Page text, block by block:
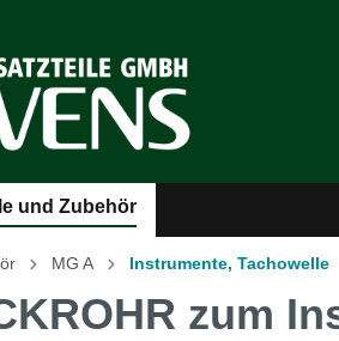
und Zubehör
MG A Instrumente, Tachowelle
zum